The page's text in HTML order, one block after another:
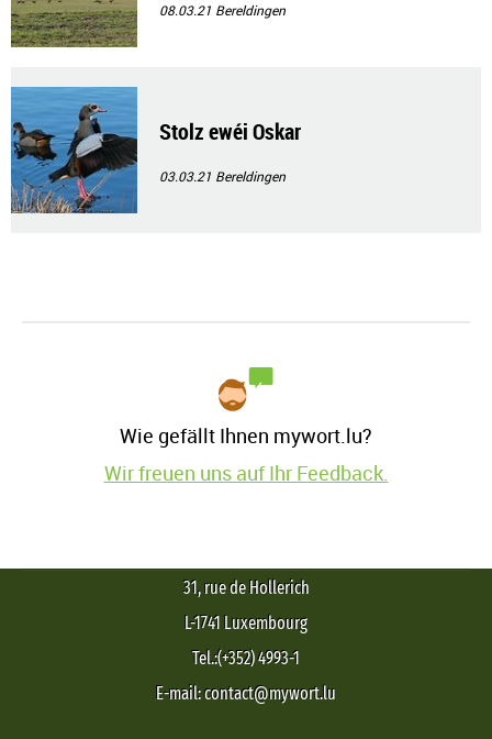
08.03.21 Bereldingen
Stolz ewéi Oskar
03.03.21 Bereldingen
Wie gefällt Ihnen mywort.lu?
Wir freuen uns auf Ihr Feedback.
31, rue de Hollerich
L-1741 Luxembourg
Tel.:(+352) 4993-1
E-mail: contact@mywort.lu